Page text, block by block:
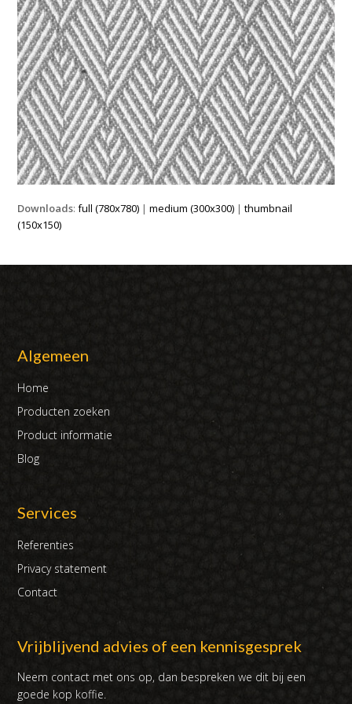
Downloads:full (780x780) |medium (300x300) |thumbnail
(150x150)
Algemeen
Home
Producten zoeken
Product informatie
Blog
Services
Referenties
Privacy statement
Contact
Vrijblijvend advies of een kennisgesprek
Neem contact met ons op, dan bespreken we dit bij een
goede kop koffie.